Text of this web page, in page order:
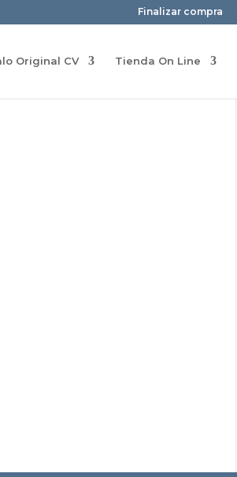
Finalizar compra
Original CV Tienda On Line